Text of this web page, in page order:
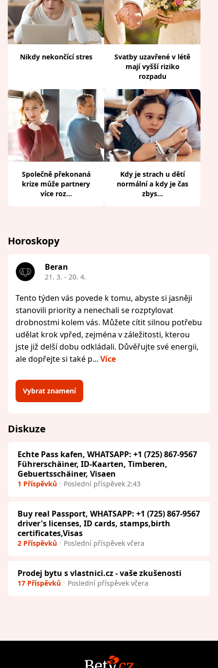
Nikdy nekončící stres
Svatby uzavřené v létě
mají vyšší riziko
rozpadu
Společně překonaná
krize může partnery
více roz...
Kdy je strach u dětí
normální a kdy je čas
zbys...
Horoskopy
Beran
21. 3. - 20. 4.
Tento týden vás povede k tomu, abyste si jasněji
stanovili priority a nenechali se rozptylovat
drobnostmi kolem vás. Můžete cítit silnou potřebu
udělat krok vpřed, zejména v záležitosti, kterou
jste již delší dobu odkládali. Důvěřujte své energii,
ale dopřejte si také p... Více
Vybrat znamení
Diskuze
Echte Pass kafen, WHATSAPP: +1 (725) 867-9567
Führerschäiner, ID-Kaarten, Timberen,
Gebuertsschäiner, Visaen
1 Příspěvků Poslední příspěvek 2:43
Buy real Passport, WHATSAPP: +1 (725) 867-9567
driver's licenses, ID cards, stamps,birth
certificates,Visas
2 Příspěvků Poslední příspěvek včera
Prodej bytu s vlastnici.cz - vaše zkušenosti
17 Příspěvků Poslední příspěvek včera